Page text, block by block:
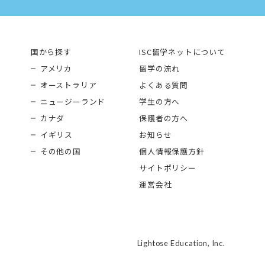
国から探す
アメリカ
オーストラリア
ニュージーランド
カナダ
イギリス
その他の国
ISC留学ネットについて
留学の流れ
よくある質問
学生の方へ
保護者の方へ
お知らせ
個人情報保護方針
サイトポリシー
運営会社
Lightose Education, Inc.